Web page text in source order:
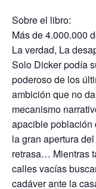
Sobre el libro:
Más de 4.000.000
La verdad, La
Solo Dicker podía
poderoso de los
ambición que no
mecanismo
apacible población
la gran apertura
retrasa… Mientras
calles vacías
cadáver ante la